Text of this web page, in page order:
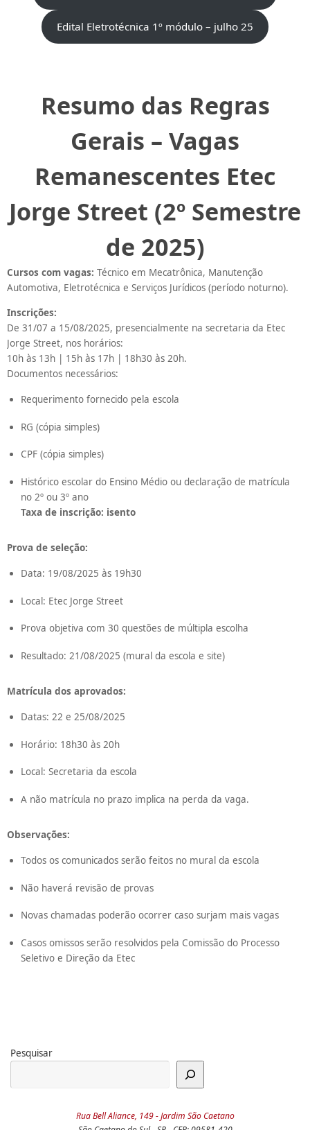
Edital Eletrotécnica 1º módulo – julho 25
Resumo das Regras
Gerais – Vagas
Remanescentes Etec
Jorge Street (2º Semestre
de 2025)
Cursos com vagas: Técnico em Mecatrônica, Manutenção
Automotiva, Eletrotécnica e Serviços Jurídicos (período noturno).
Inscrições:
De 31/07 a 15/08/2025, presencialmente na secretaria da Etec
Jorge Street, nos horários:
10h às 13h | 15h às 17h | 18h30 às 20h.
Documentos necessários:
Requerimento fornecido pela escola
RG (cópia simples)
CPF (cópia simples)
Histórico escolar do Ensino Médio ou declaração de matrícula
no 2º ou 3º ano
Taxa de inscrição: isento
Prova de seleção:
Data: 19/08/2025 às 19h30
Local: Etec Jorge Street
Prova objetiva com 30 questões de múltipla escolha
Resultado: 21/08/2025 (mural da escola e site)
Matrícula dos aprovados:
Datas: 22 e 25/08/2025
Horário: 18h30 às 20h
Local: Secretaria da escola
A não matrícula no prazo implica na perda da vaga.
Observações:
Todos os comunicados serão feitos no mural da escola
Não haverá revisão de provas
Novas chamadas poderão ocorrer caso surjam mais vagas
Casos omissos serão resolvidos pela Comissão do Processo
Seletivo e Direção da Etec
Pesquisar
Rua Bell Aliance, 149 - Jardim São Caetano